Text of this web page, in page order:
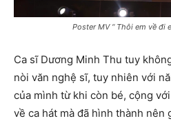
Poster MV “ Thôi em về đi
Ca sĩ Dương Minh Thu tuy
nòi văn nghệ sĩ, tuy nhiên với
của mình từ khi còn bé, cộng
về ca hát mà đã hình thành nên